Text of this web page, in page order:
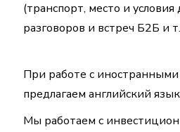
(транспорт, место и
разговоров и встреч Б2Б и
При работе с
предлагаем английский
Мы работаем с